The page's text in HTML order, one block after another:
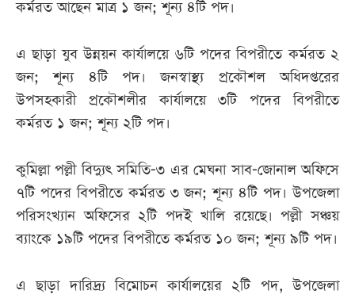
কর্মরত আছেন মাত্র ১ জন; শূন্য ৪টি পদ।
এ ছাড়া যুব উন্নয়ন কার্যালয়ে ৬টি পদের বিপরীতে কর্মরত ২
জন; শূন্য ৪টি পদ। জনস্বাস্থ্য প্রকৌশল অধিদপ্তরের
উপসহকারী প্রকৌশলীর কার্যালয়ে ৩টি পদের বিপরীতে
কর্মরত ১ জন; শূন্য ২টি পদ।
কুমিল্লা পল্লী বিদ্যুৎ সমিতি-৩ এর মেঘনা সাব-জোনাল অফিসে
৭টি পদের বিপরীতে কর্মরত ৩ জন; শূন্য ৪টি পদ। উপজেলা
পরিসংখ্যান অফিসের ২টি পদই খালি রয়েছে। পল্লী সঞ্চয়
ব্যাংকে ১৯টি পদের বিপরীতে কর্মরত ১০ জন; শূন্য ৯টি পদ।
এ ছাড়া দারিদ্র্য বিমোচন কার্যালয়ের ২টি পদ, উপজেলা